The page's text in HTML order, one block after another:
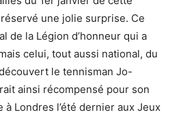
une jolie surprise. Ce
de la Légion d’honneur qui a
celui, tout aussi national, du
le tennisman Jo-
ainsi récompensé pour son
Londres l’été dernier aux Jeux